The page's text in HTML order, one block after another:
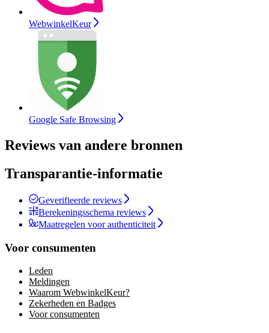
WebwinkelKeur
Google Safe Browsing
Reviews van andere bronnen
Transparantie-informatie
Geverifieerde reviews
Berekeningsschema reviews
Maatregelen voor authenticiteit
Voor consumenten
Leden
Meldingen
Waarom WebwinkelKeur?
Zekerheden en Badges
Voor consumenten